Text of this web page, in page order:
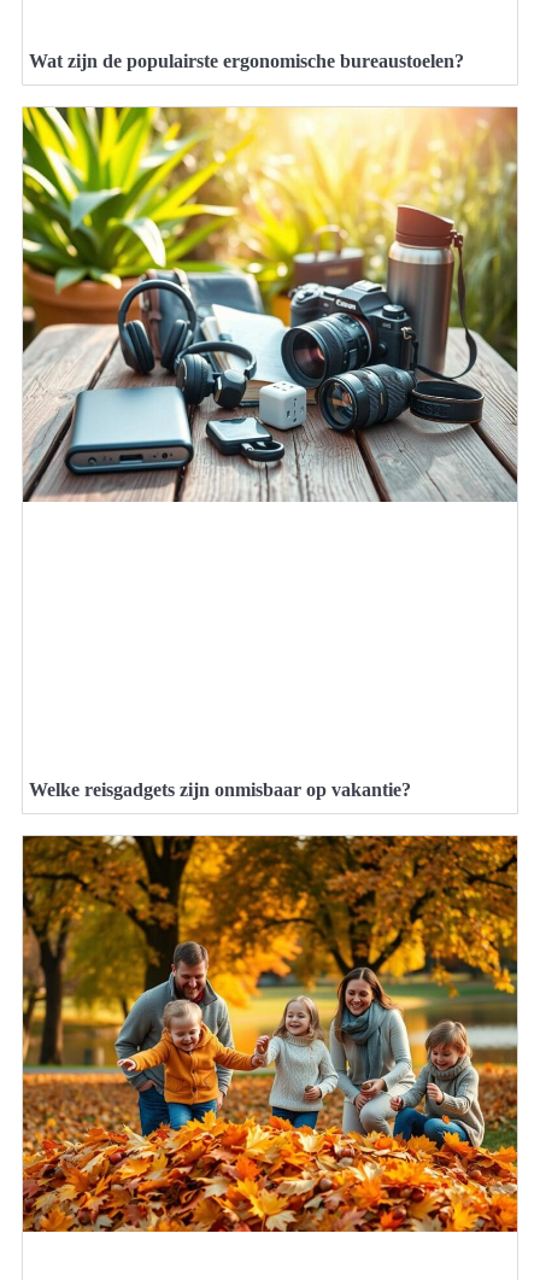
Wat zijn de populairste ergonomische bureaustoelen?
Welke reisgadgets zijn onmisbaar op vakantie?